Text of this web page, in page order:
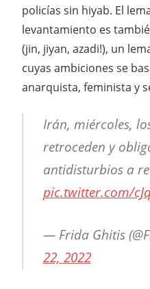
policías sin hiyab. El
levantamiento es
(jin, jiyan, azadi!), un
cuyas ambiciones se
anarquista, feminista y
Irán, miércoles,
retroceden y
antidisturbios a
pic.twitter.com/
— Frida Ghitis
22, 2022